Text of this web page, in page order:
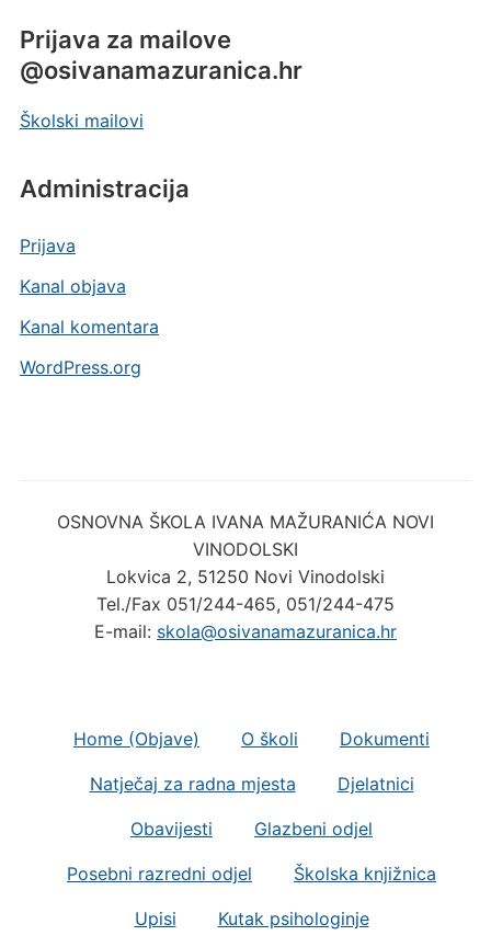
Prijava za mailove
@osivanamazuranica.hr
Školski mailovi
Administracija
Prijava
Kanal objava
Kanal komentara
WordPress.org
OSNOVNA ŠKOLA IVANA MAŽURANIĆA NOVI
VINODOLSKI
Lokvica 2, 51250 Novi Vinodolski
Tel./Fax 051/244-465, 051/244-475
E-mail: skola@osivanamazuranica.hr
Home (Objave) O školi Dokumenti
Natječaj za radna mjesta Djelatnici
Obavijesti Glazbeni odjel
Posebni razredni odjel Školska knjižnica
Upisi Kutak psihologinje